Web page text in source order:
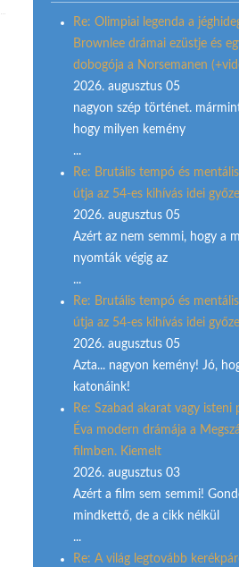
Re: Olimpiai legenda a
Brownlee drámai ezüstje és
dobogója a Norsemanen
2026. augusztus 05
nagyon szép történet.
hogy milyen kemény
...
Re: Brutális tempó és
útja az 54-es kihívás idei
2026. augusztus 05
Azért az nem semmi, hogy a
nyomták végig az
...
Re: Brutális tempó és
útja az 54-es kihívás idei
2026. augusztus 05
Azta... nagyon kemény! Jó,
katonáink!
Re: Szabad akarat vagy isteni
Éva modern drámája a
filmben. Kiemelt
2026. augusztus 03
Azért a film sem semmi!
mindkettő, de a cikk nélkül
...
Re: A világ legtovább